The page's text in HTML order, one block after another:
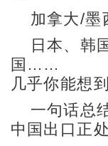
加拿大/墨
日本、韩
国……
几乎你能想
一句话
中国出口正